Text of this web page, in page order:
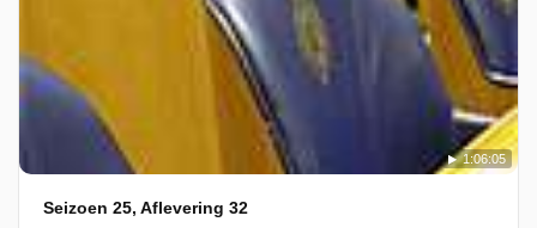
1:06:05
Seizoen 25, Aflevering 32